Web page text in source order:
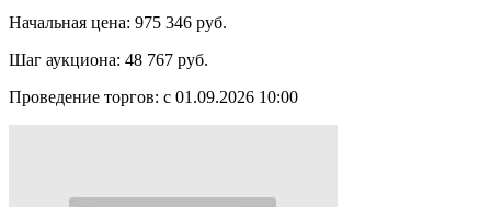
Начальная цена: 975 346 руб.
Шаг аукциона: 48 767 руб.
Проведение торгов: с 01.09.2026 10:00